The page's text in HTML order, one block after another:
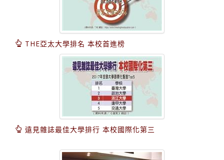
THE亞太大學排名 本校首進榜
遠見雜誌最佳大學排行 本校國際化第三